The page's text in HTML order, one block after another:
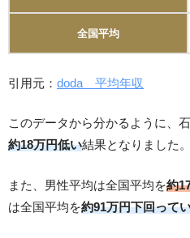
全国平均
引用元： doda 平均年収
このデータから分かるように、
約18万円低い結果となりました。
また、男性平均は全国平均を約
は全国平均を約91万円下回って